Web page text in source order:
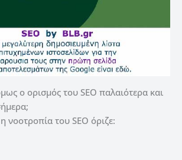
ο ορισμός του SEO παλαιότερα και
νοοτροπία του SEO όριζε: